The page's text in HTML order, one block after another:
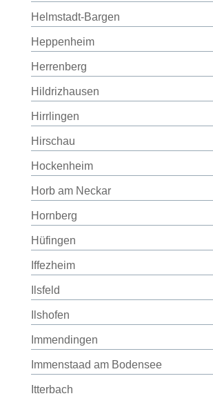
Helmstadt-Bargen
Heppenheim
Herrenberg
Hildrizhausen
Hirrlingen
Hirschau
Hockenheim
Horb am Neckar
Hornberg
Hüfingen
Iffezheim
Ilsfeld
Ilshofen
Immendingen
Immenstaad am Bodensee
Itterbach